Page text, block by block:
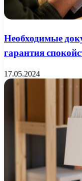
Необходимые
гарантия
17.05.2024